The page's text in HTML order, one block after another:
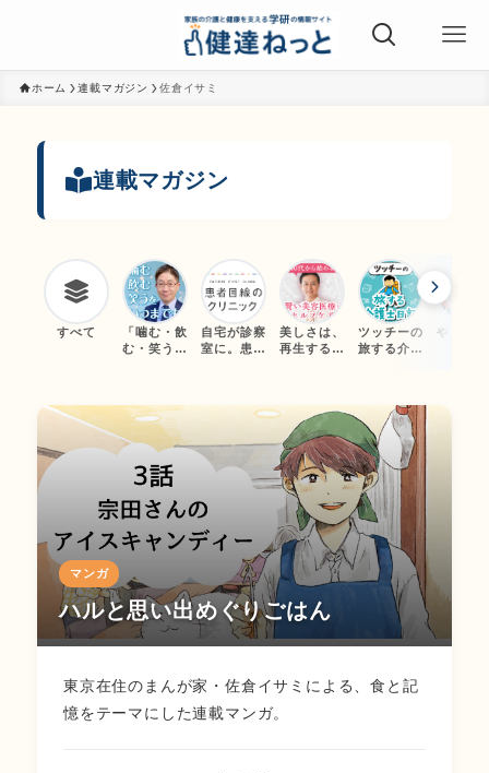
ホーム 連載マガジン 佐倉イサミ
連載マガジン
すべて
「噛む・飲
む・笑う」
ル・ライフ
自宅が診察
室に。患者
美しさは、
再生する。
と「セルフ
ケア」
ツッチーの
旅する介護
やさし
マンガ
ハルと思い出めぐりごはん
東京在住のまんが家・佐倉イサミによる、食と記
憶をテーマにした連載マンガ。